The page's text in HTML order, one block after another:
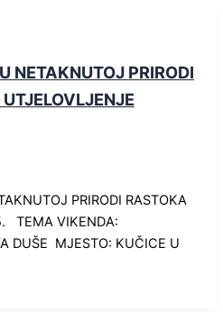
NETAKNUTOJ PRIRODI
PRIRODI RASTOKA
TEMA VIKENDA:
DUŠE MJESTO: KUČICE U